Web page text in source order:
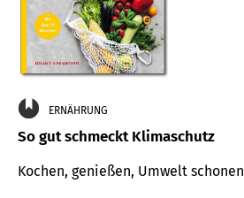
ERNÄHRUNG
So gut schmeckt Klimaschutz
Kochen, genießen, Umwelt schonen